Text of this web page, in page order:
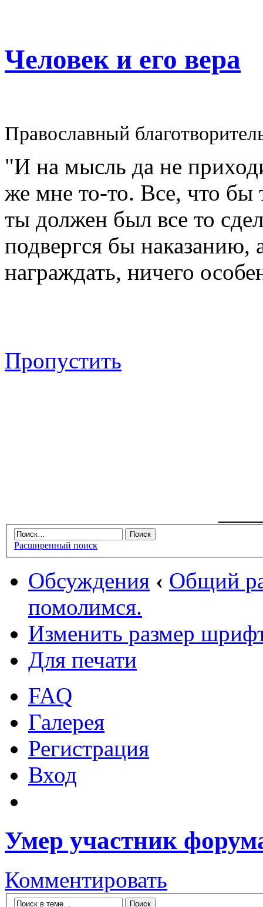
Человек и его вера
Православный
"И на мысль да не
же мне то-то. Все, что
ты должен был все то
подвергся бы наказанию,
награждать, ничего
Пропустить
Расширенный поиск
Обсуждения ‹ Общий
помолимся.
Изменить размер
Для печати
FAQ
Галерея
Регистрация
Вход
Умер участник
Комментировать